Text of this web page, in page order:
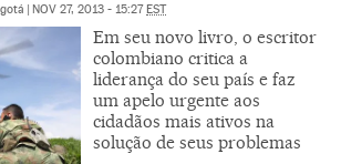
| NOV 27, 2013 - 15:27EST
Em seu novo livro, o escritor
colombiano critica a
liderança do seu país e faz
um apelo urgente aos
cidadãos mais ativos na
solução de seus problemas